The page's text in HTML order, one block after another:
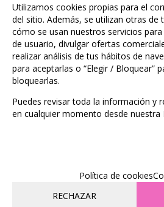
Para el baño
Para Masajes
Aceites con Sabores
Aceites sin sabores
Brillo Corporal
Con efecto calor
Kits de masaje
Utilizamos cookies propias para el
del sitio. Además, se utilizan otras de
cómo se usan nuestros servicios
de usuario, divulgar ofertas
realizar análisis de tus hábitos de
para aceptarlas o “Elegir / Bloquear”
bloquearlas.
Puedes revisar toda la información y
en cualquier momento desde nuestra
Política de cookies
RECHAZAR